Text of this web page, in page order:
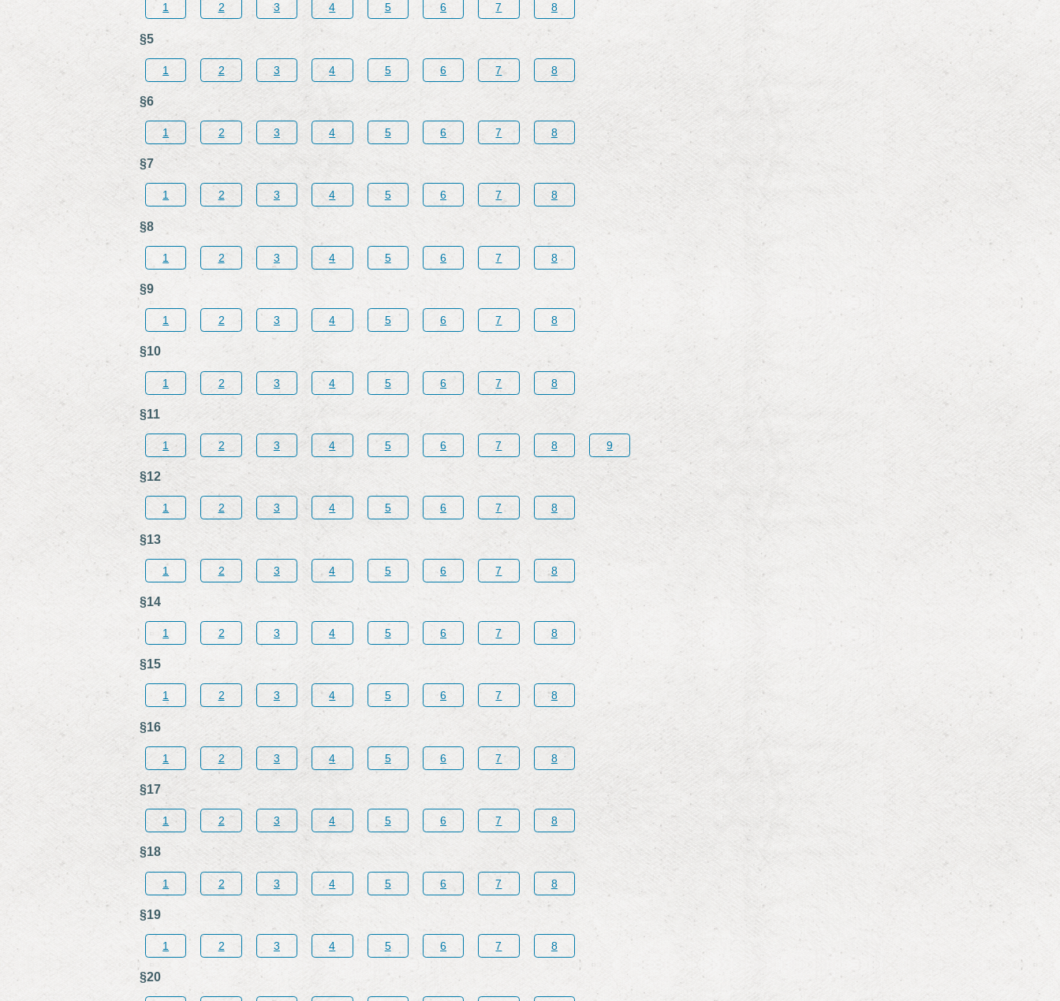
1 2 3 4 5 6 7 8
§5
1 2 3 4 5 6 7 8
§6
1 2 3 4 5 6 7 8
§7
1 2 3 4 5 6 7 8
§8
1 2 3 4 5 6 7 8
§9
1 2 3 4 5 6 7 8
§10
1 2 3 4 5 6 7 8
§11
1 2 3 4 5 6 7 8 9
§12
1 2 3 4 5 6 7 8
§13
1 2 3 4 5 6 7 8
§14
1 2 3 4 5 6 7 8
§15
1 2 3 4 5 6 7 8
§16
1 2 3 4 5 6 7 8
§17
1 2 3 4 5 6 7 8
§18
1 2 3 4 5 6 7 8
§19
1 2 3 4 5 6 7 8
§20